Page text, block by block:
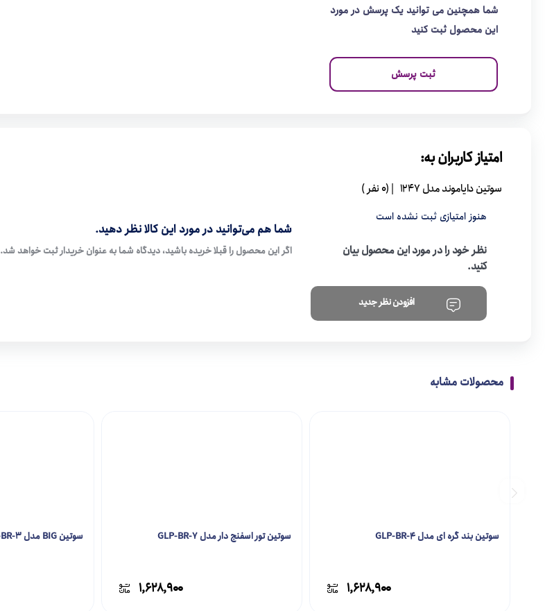
شما همچنین می توانید یک پرسش در مورد
این محصول ثبت کنید
ثبت پرسش
امتیاز کاربران به:
سوتین دایاموند مدل 1247 | (0 نفر )
هنوز امتیازی ثبت نشده است
نظر خود را در مورد این محصول بیان
کنید.
افزودن نظر جدید
شما هم می‌توانید در مورد این کالا نظر دهید.
اگر این محصول را قبلا خریده باشید، دیدگاه شما به عنوان خریدار ثبت خواهد شد.
محصولات مشابه
سوتین بند گره ای مدل GLP-BR-4
۱,۶۲۸,۹۰۰
سوتین تور اسفنج دار مدل GLP-BR-7
۱,۶۲۸,۹۰۰
سوتین BIG مدل GLP-BR-3